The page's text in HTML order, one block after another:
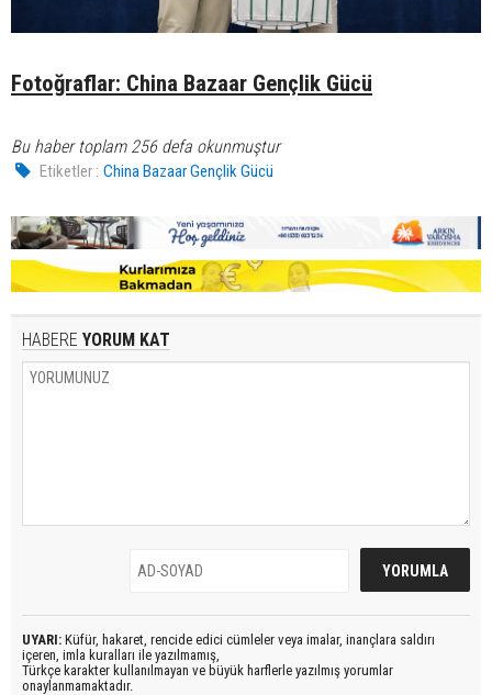
Fotoğraflar: China Bazaar Gençlik Gücü
Bu haber toplam 256 defa okunmuştur
Etiketler : China Bazaar Gençlik Gücü
HABERE YORUM KAT
UYARI: Küfür, hakaret, rencide edici cümleler veya imalar, inançlara saldırı
içeren, imla kuralları ile yazılmamış,
Türkçe karakter kullanılmayan ve büyük harflerle yazılmış yorumlar
onaylanmamaktadır.